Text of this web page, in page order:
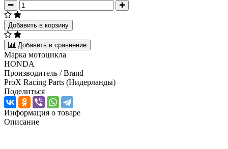
Добавить в корзину
Добавить в сравнение
Марка мотоцикла
HONDA
Производитель / Brand
ProX Racing Parts (Нидерланды)
Поделиться
Информация о товаре
Описание